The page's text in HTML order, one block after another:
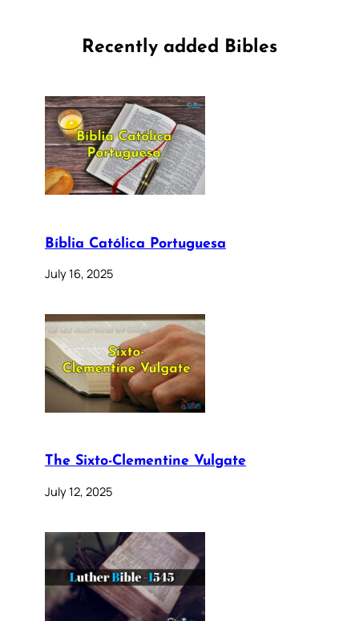
Recently added Bibles
Bíblia Católica Portuguesa
July 16, 2025
The Sixto-Clementine Vulgate
July 12, 2025